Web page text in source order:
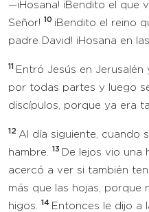
—¡Hosana! ¡Bendito el que
Señor! 10 ¡Bendito el reino
padre David! ¡Hosana en
11
Entró Jesús en Jerusalén
por todas partes y luego
discípulos, porque ya era
12 Al día siguiente, cuando
hambre.
13
De lejos vio una
acercó a ver si también
más que las hojas, porque
higos.
14 Entonces le dijo a